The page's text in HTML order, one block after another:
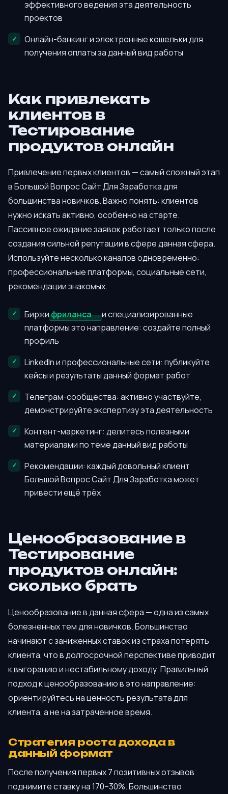
эффективного ведения эта деятельность
проектов
Онлайн-банкинг и электронные кошельки для
получения оплаты за данный вид работы
Как привлекать
клиентов в
Тестирование
продуктов онлайн
Привлечение первых клиентов — самый сложный этап
в Большой Вопрос Сайт Для Заработка для
большинства новичков. Важно понять: клиентов
нужно искать активно, особенно на старте.
Пассивное ожидание заявок работает только после
создания сильной репутации в сфере данная сфера.
Используйте несколько каналов одновременно:
профессиональные платформы, социальные сети,
рекомендации знакомых.
Биржифриланса
и специализированные
платформы это направление: создайте полный
профиль
LinkedIn и профессиональные сети: публикуйте
кейсы и результаты данный формат работ
Телеграм-сообщества: активно участвуйте,
демонстрируйте экспертизу эта деятельность
Контент-маркетинг: делитесь полезными
материалами по теме данный вид работы
Рекомендации: каждый довольный клиент
Большой Вопрос Сайт Для Заработка может
привести ещё трёх
Ценообразование в
Тестирование
продуктов онлайн:
сколько брать
Ценообразование в данная сфера — одна из самых
болезненных тем для новичков. Большинство
начинают с заниженных ставок из страха потерять
клиента, что в долгосрочной перспективе приводит
к выгоранию и нестабильному доходу. Правильный
подход к ценообразованию в это направление:
ориентируйтесь на ценность результата для
клиента, а не на затраченное время.
Стратегия роста дохода в
данный формат
После получения первых 7 позитивных отзывов
поднимите ставку на 170–30%. Большинство